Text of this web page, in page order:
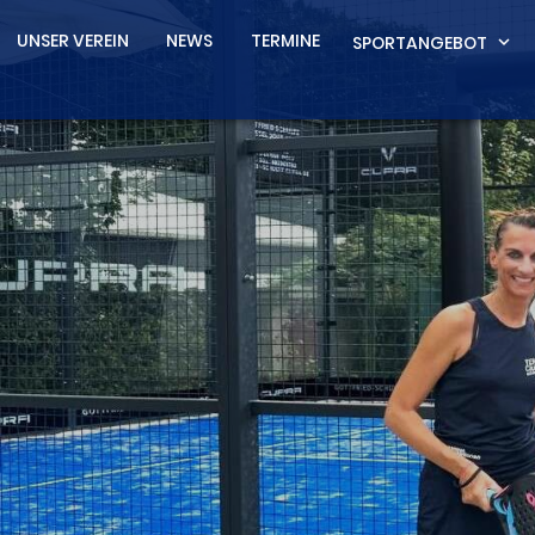
UNSER VEREIN NEWS TERMINE SPORTANGEBOT expand_more